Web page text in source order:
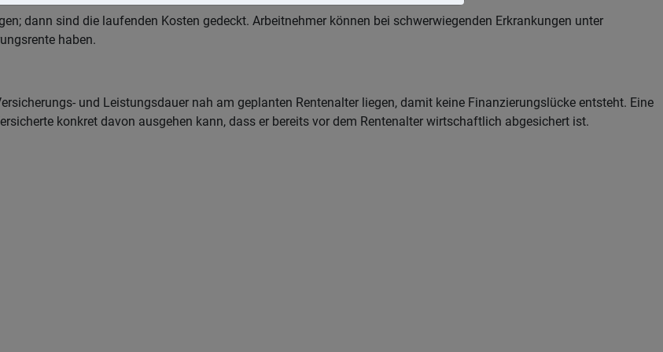
dann sind die laufenden Kosten gedeckt. Arbeitnehmer können bei schwerwiegenden Erkrankungen unter
haben.
und Leistungsdauer nah am geplanten Rentenalter liegen, damit keine Finanzierungslücke entsteht. Eine
konkret davon ausgehen kann, dass er bereits vor dem Rentenalter wirtschaftlich abgesichert ist.